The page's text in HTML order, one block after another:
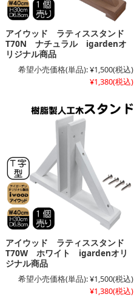
アイウッド ラティススタンド
T70N ナチュラル igardenオ
リジナル商品
希望小売価格(単品):¥1,500(税込)
¥1,380(税込)
アイウッド ラティススタンド
T70W ホワイト igardenオリ
ジナル商品
希望小売価格(単品):¥1,500(税込)
¥1,380(税込)